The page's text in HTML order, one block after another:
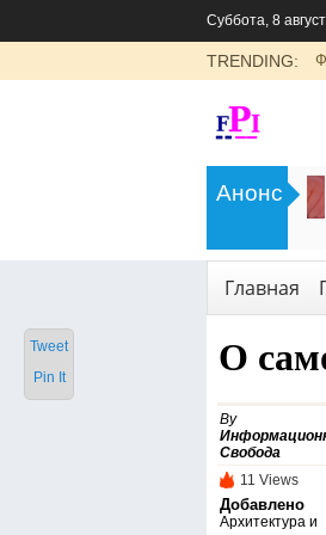
Суббота, 8
TRENDING:
Анонс
Цоликлоны для определения групп
Главная
О
By
Свобода
11 Views
Добавлено
Архитектура и
Tweet
Pin It